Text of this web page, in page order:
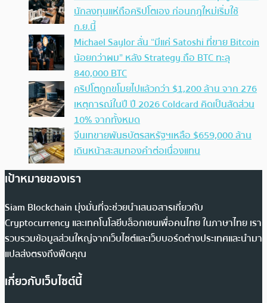
นักลงทุนแห่ถือคริปโตเอง ก่อนกฎใหม่เริ่มใช้
ก.ย.นี้
Michael Saylor ลั่น “มีแค่ Satoshi ที่ขาย Bitcoin
น้อยกว่าผม” หลัง Strategy ถือ BTC ทะลุ
840,000 BTC
คริปโตถูกขโมยไปแล้วกว่า $1,200 ล้าน จาก 276
เหตุการณ์ในปี ปี 2026 Coldcard คิดเป็นสัดส่วน
10% จากทั้งหมด
จีนเทขายพันธบัตรสหรัฐฯเหลือ $659,000 ล้าน
เดินหน้าสะสมทองคำต่อเนื่องแทน
เป้าหมายของเรา
Siam Blockchain มุ่งมั่นที่จะช่วยนำเสนอสารเกี่ยวกับ
Cryptocurrency และเทคโนโลยีบล็อกเชนเพื่อคนไทย ในภาษาไทย เรา
รวบรวมข้อมูลส่วนใหญ่จากเว็บไซต์และเว็บบอร์ดต่างประเทศและนำมา
แปลส่งตรงถึงฟีดคุณ
เกี่ยวกับเว็บไซต์นี้